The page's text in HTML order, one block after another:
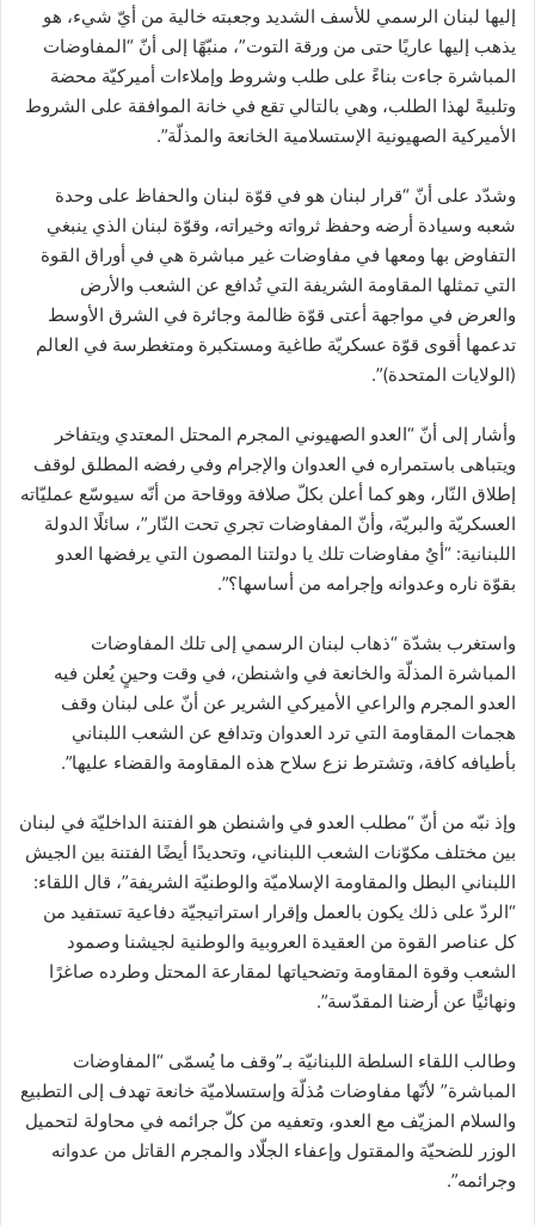
إليها لبنان الرسمي للأسف الشديد وجعبته خالية من أيّ شيء، هو
يذهب إليها عاريًا حتى من ورقة التوت”، منبّهًا إلى أنّ “المفاوضات
المباشرة جاءت بناءً على طلب وشروط وإملاءات أميركيّة محضة
وتلبيةً لهذا الطلب، وهي بالتالي تقع في خانة الموافقة على الشروط
الأميركية الصهيونية الإستسلامية الخانعة والمذلّة”.
وشدّد على أنّ “قرار لبنان هو في قوّة لبنان والحفاظ على وحدة
شعبه وسيادة أرضه وحفظ ثرواته وخيراته، وقوّة لبنان الذي ينبغي
التفاوض بها ومعها في مفاوضات غير مباشرة هي في أوراق القوة
التي تمثلها المقاومة الشريفة التي تُدافع عن الشعب والأرض
والعرض في مواجهة أعتى قوّة ظالمة وجائرة في الشرق الأوسط
تدعمها أقوى قوّة عسكريّة طاغية ومستكبرة ومتغطرسة في العالم
(الولايات المتحدة)”.
وأشار إلى أنّ “العدو الصهيوني المجرم المحتل المعتدي ويتفاخر
ويتباهى باستمراره في العدوان والإجرام وفي رفضه المطلق لوقف
إطلاق النّار، وهو كما أعلن بكلّ صلافة ووقاحة من أنّه سيوسّع عمليّاته
العسكريّة والبريّة، وأنّ المفاوضات تجري تحت النّار”، سائلًا الدولة
اللبنانية: “أيٌ مفاوضات تلك يا دولتنا المصون التي يرفضها العدو
بقوّة ناره وعدوانه وإجرامه من أساسها؟”.
واستغرب بشدّة “ذهاب لبنان الرسمي إلى تلك المفاوضات
المباشرة المذلّة والخانعة في واشنطن، في وقت وحينٍ يُعلن فيه
العدو المجرم والراعي الأميركي الشرير عن أنّ على لبنان وقف
هجمات المقاومة التي ترد العدوان وتدافع عن الشعب اللبناني
بأطيافه كافة، وتشترط نزع سلاح هذه المقاومة والقضاء عليها”.
وإذ نبّه من أنّ “مطلب العدو في واشنطن هو الفتنة الداخليّة في لبنان
بين مختلف مكوّنات الشعب اللبناني، وتحديدًا أيضًا الفتنة بين الجيش
اللبناني البطل والمقاومة الإسلاميّة والوطنيّة الشريفة”، قال اللقاء:
“الردّ على ذلك يكون بالعمل وإقرار استراتيجيّة دفاعية تستفيد من
كل عناصر القوة من العقيدة العروبية والوطنية لجيشنا وصمود
الشعب وقوة المقاومة وتضحياتها لمقارعة المحتل وطرده صاغرًا
ونهائيًّا عن أرضنا المقدّسة”.
وطالب اللقاء السلطة اللبنانيّة بـ”وقف ما يُسمّى “المفاوضات
المباشرة” لأنّها مفاوضات مُذلّة وإستسلاميّة خانعة تهدف إلى التطبيع
والسلام المزيّف مع العدو، وتعفيه من كلّ جرائمه في محاولة لتحميل
الوزر للضحيّة والمقتول وإعفاء الجلّاد والمجرم القاتل من عدوانه
وجرائمه”.